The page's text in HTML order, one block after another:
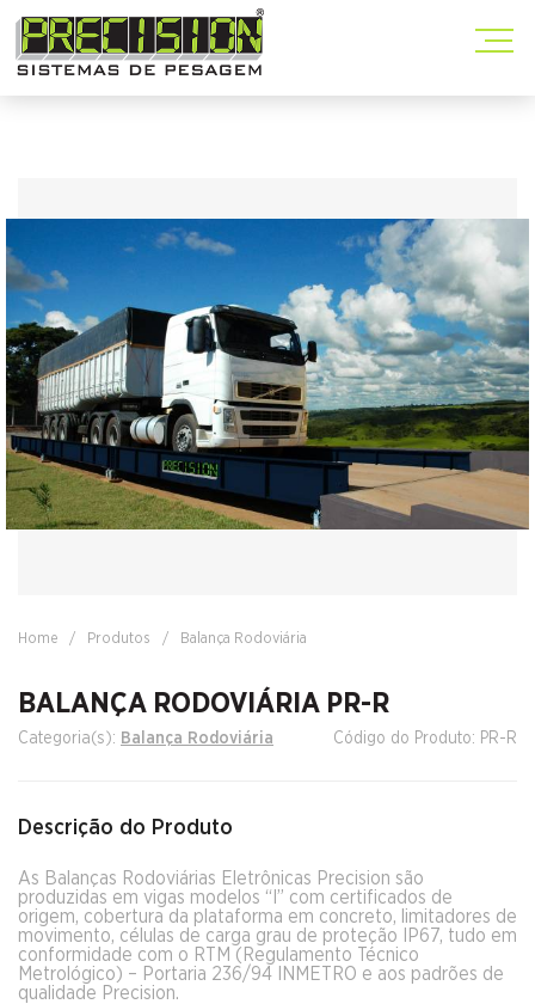
Home / Produtos / Balança Rodoviária
BALANÇA RODOVIÁRIA PR-R
Categoria(s): Balança Rodoviária Código do Produto: PR-R
Descrição do Produto
As Balanças Rodoviárias Eletrônicas Precision são
produzidas em vigas modelos “I” com certificados de
origem, cobertura da plataforma em concreto, limitadores de
movimento, células de carga grau de proteção IP67, tudo em
conformidade com o RTM (Regulamento Técnico
Metrológico) – Portaria 236/94 INMETRO e aos padrões de
qualidade Precision.